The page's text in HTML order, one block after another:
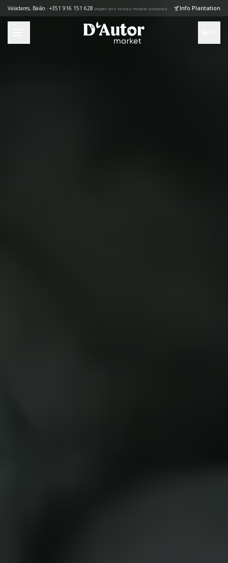
Skip to main content
Valadares, Baião · +351 916 151 628 (Appel vers réseau mobile national) Info Plantation